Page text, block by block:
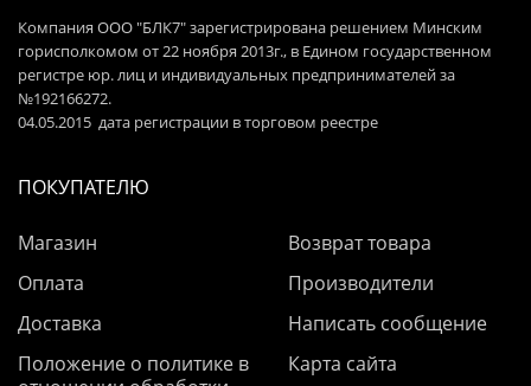
Компания ООО "БЛК7" зарегистрирована решением Минским
горисполкомом от 22 ноября 2013г., в Едином государственном
регистре юр. лиц и индивидуальных предпринимателей за
№192166272.
04.05.2015 дата регистрации в торговом реестре
ПОКУПАТЕЛЮ
Магазин
Оплата
Доставка
Положение о политике в
Возврат товара
Производители
Написать сообщение
Карта сайта